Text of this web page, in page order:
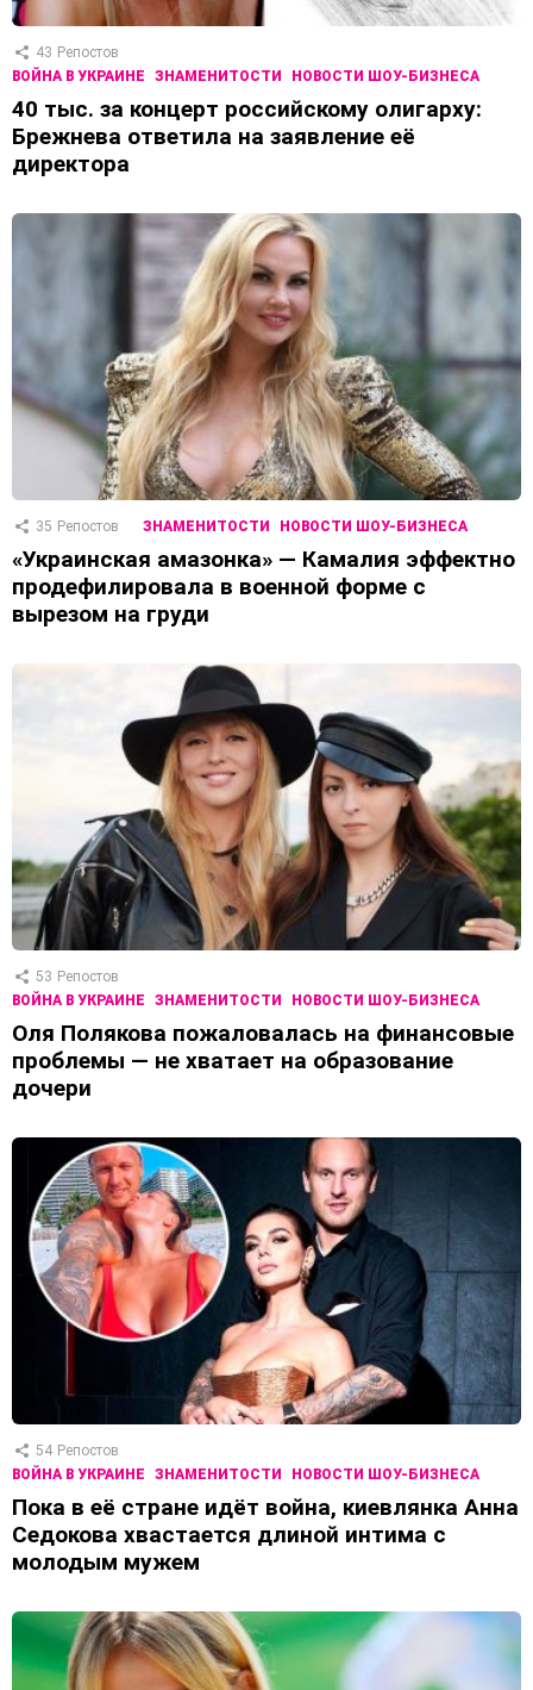
43 Репостов
ВОЙНА В УКРАИНЕ
ЗНАМЕНИТОСТИ НОВОСТИ ШОУ-БИЗНЕСА
40 тыс. за концерт российскому олигарху:
Брежнева ответила на заявление её
директора
35 Репостов ЗНАМЕНИТОСТИ НОВОСТИ ШОУ-БИЗНЕСА
«Украинская амазонка» — Камалия эффектно
продефилировала в военной форме с
вырезом на груди
53 Репостов
ВОЙНА В УКРАИНЕ
ЗНАМЕНИТОСТИ НОВОСТИ ШОУ-БИЗНЕСА
Оля Полякова пожаловалась на финансовые
проблемы — не хватает на образование
дочери
54 Репостов
ВОЙНА В УКРАИНЕ
ЗНАМЕНИТОСТИ НОВОСТИ ШОУ-БИЗНЕСА
Пока в её стране идёт война, киевлянка Анна
Седокова хвастается длиной интима с
молодым мужем